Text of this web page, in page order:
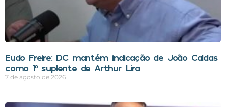
Eudo Freire: DC mantém indicação de João Caldas
como 1º suplente de Arthur Lira
7 de agosto de 2026